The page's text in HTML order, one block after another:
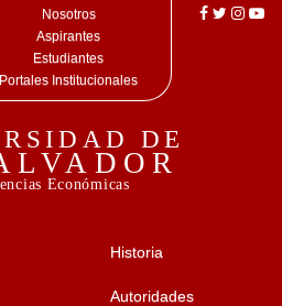
Nosotros
Aspirantes
Estudiantes
Portales Institucionales
Historia
Autoridades